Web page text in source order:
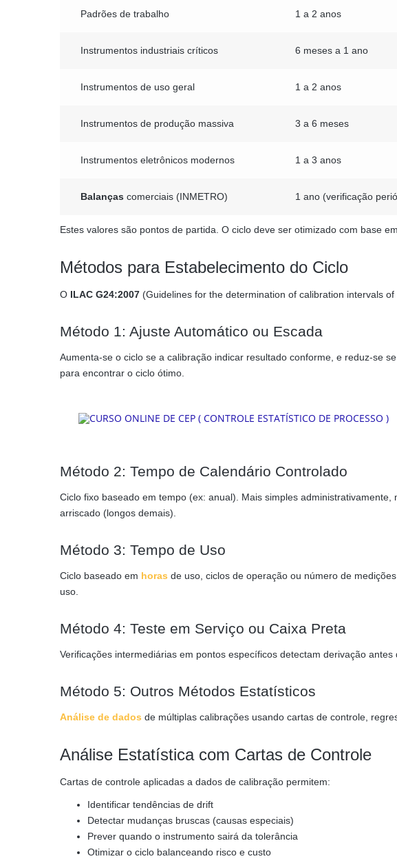
Padrões de trabalho 1 a 2 anos
Instrumentos industriais críticos 6 meses a 1 ano
Instrumentos de uso geral 1 a 2 anos
Instrumentos de produção massiva 3 a 6 meses
Instrumentos eletrônicos modernos 1 a 3 anos
Balanças comerciais (INMETRO) 1 ano (verificação
Estes valores são pontos de partida. O ciclo deve ser otimizado com base
Métodos para Estabelecimento do Ciclo
O ILAC G24:2007 (Guidelines for the determination of calibration intervals
Método 1: Ajuste Automático ou Escada
Aumenta-se o ciclo se a calibração indicar resultado conforme, e reduz-se
para encontrar o ciclo ótimo.
Método 2: Tempo de Calendário Controlado
Ciclo fixo baseado em tempo (ex: anual). Mais simples
arriscado (longos demais).
Método 3: Tempo de Uso
Ciclo baseado em horas de uso, ciclos de operação ou número de
uso.
Método 4: Teste em Serviço ou Caixa Preta
Verificações intermediárias em pontos específicos detectam derivação
Método 5: Outros Métodos Estatísticos
Análise de dados de múltiplas calibrações usando cartas de controle,
Análise Estatística com Cartas de Controle
Cartas de controle aplicadas a dados de calibração permitem:
Identificar tendências de drift
Detectar mudanças bruscas (causas especiais)
Prever quando o instrumento sairá da tolerância
Otimizar o ciclo balanceando risco e custo